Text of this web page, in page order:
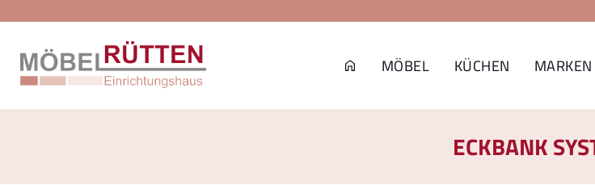
MÖBEL KÜCHEN MARKEN
ECKBANK